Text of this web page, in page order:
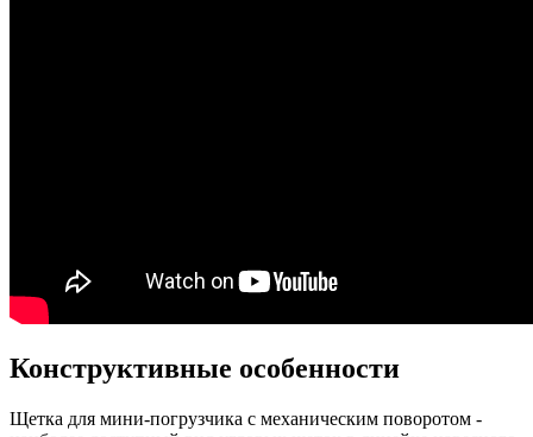
Конструктивные особенности
Щетка для мини-погрузчика с механическим поворотом -